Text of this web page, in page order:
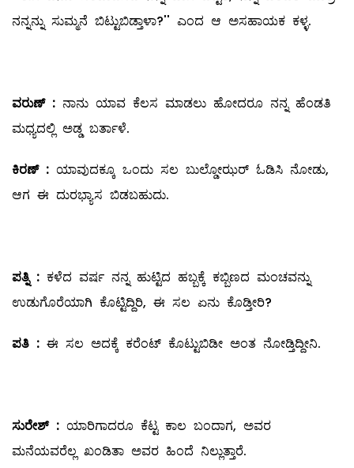
ನನ್ನನ್ನು ಸುಮ್ಮನೆ ಬಿಟ್ಟುಬಿಡ್ತಾಳಾ?'' ಎಂದ ಆ ಅಸಹಾಯಕ ಕಳ್ಳ.
ವರುಣ್‌ : ನಾನು ಯಾವ ಕೆಲಸ ಮಾಡಲು ಹೋದರೂ ನನ್ನ ಹೆಂಡತಿ
ಮಧ್ಯದಲ್ಲಿ ಅಡ್ಡ ಬರ್ತಾಳೆ.
ಕಿರಣ್‌ : ಯಾವುದಕ್ಕೂ ಒಂದು ಸಲ ಬುಲ್ಡೋಝರ್‌ ಓಡಿಸಿ ನೋಡು,
ಆಗ ಈ ದುರಭ್ಯಾಸ ಬಿಡಬಹುದು.
ಪತ್ನಿ: ಕಳೆದ ವರ್ಷ ನನ್ನ ಹುಟ್ಟಿದ ಹಬ್ಬಕ್ಕೆ ಕಬ್ಬಿಣದ ಮಂಚವನ್ನು
ಉಡುಗೊರೆಯಾಗಿ ಕೊಟ್ಟಿದ್ದಿರಿ, ಈ ಸಲ ಏನು ಕೊಡ್ತೀರಿ?
ಪತಿ : ಈ ಸಲ ಅದಕ್ಕೆ ಕರೆಂಟ್‌ ಕೊಟ್ಟುಬಿಡೀ ಅಂತ ನೋಡ್ತಿದ್ದೀನಿ.
ಸುರೇಶ್‌ : ಯಾರಿಗಾದರೂ ಕೆಟ್ಟ ಕಾಲ ಬಂದಾಗ, ಅವರ
ಮನೆಯವರೆಲ್ಲ ಖಂಡಿತಾ ಅವರ ಹಿಂದೆ ನಿಲ್ಲುತ್ತಾರೆ.